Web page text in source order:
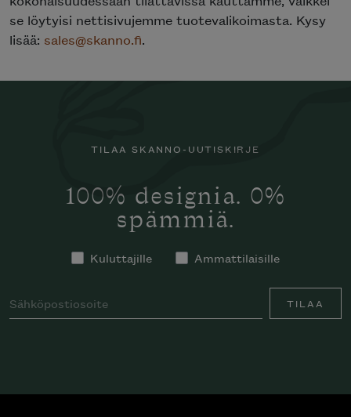
se löytyisi nettisivujemme tuotevalikoimasta. Kysy
lisää: sales@skanno.fi.
TILAA SKANNO-UUTISKIRJE
100% designia. 0%
spämmiä.
Kuluttajille Ammattilaisille
TILAA